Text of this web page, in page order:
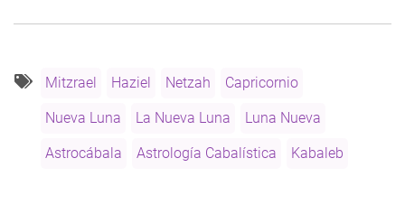
La
de
2018
Mitzrael Haziel Netzah Capricornio
Nueva Luna La Nueva Luna Luna Nueva
Astrocábala Astrología Cabalística Kabaleb